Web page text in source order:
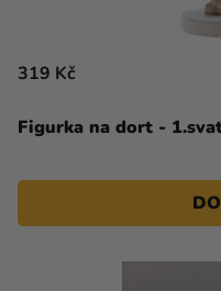
Figurka na dort -
319 Kč